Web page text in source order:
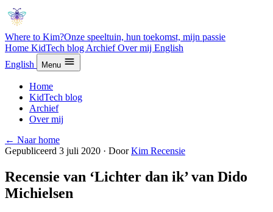
Where to Kim?Onze speeltuin, hun toekomst, mijn passie
Home KidTech blog ArchiefOver mij English
English
Menu
Home
KidTech blog
Archief
Over mij
← Naar home
Gepubliceerd 3 juli 2020 · DoorKim Recensie
Recensie van ‘Lichter dan ik’ van Dido
Michielsen